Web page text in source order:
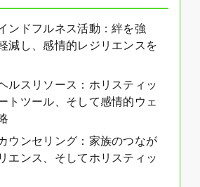
ンドフルネス活動：絆を強
減し、感情的レジリエンスを
ルスリソース：ホリスティッ
トツール、そして感情的ウェ
ウンセリング：家族のつなが
エンス、そしてホリスティッ